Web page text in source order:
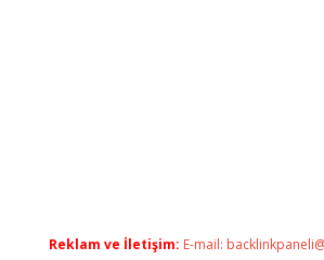
Reklam ve İletişim: E-mail: